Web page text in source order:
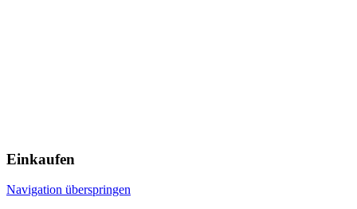
Einkaufen
Navigation überspringen